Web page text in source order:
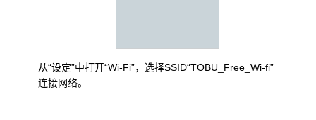
从“设定”中打开“Wi-Fi”，选择SSID“TOBU_Free_Wi-fi”
连接网络。